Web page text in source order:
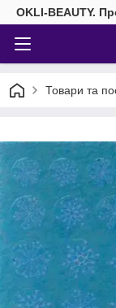
OKLI-BEAUTY.
Товари та